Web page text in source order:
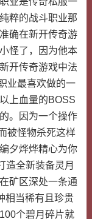
粹的战斗职业那
确在新开传奇游
怪了，因为他本
开传奇游戏中法
业最喜欢做的一
上血量的BOSS
。因为一个操作
被怪物杀死这样
夕烨烨精心为你
造全新装备灵月
矿区深处一条通
相当稀有且珍贵
个碧月碎片就